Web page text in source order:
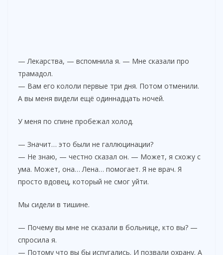
— Лекарства, — вспомнила я. — Мне сказали про
трамадол.
— Вам его кололи первые три дня. Потом отменили.
А вы меня видели ещё одиннадцать ночей.
У меня по спине пробежал холод.
— Значит… это были не галлюцинации?
— Не знаю, — честно сказал он. — Может, я схожу с
ума. Может, она… Лена… помогает. Я не врач. Я
просто вдовец, который не смог уйти.
Мы сидели в тишине.
— Почему вы мне не сказали в больнице, кто вы? —
спросила я.
— Потому что вы бы испугались. И позвали охрану. А